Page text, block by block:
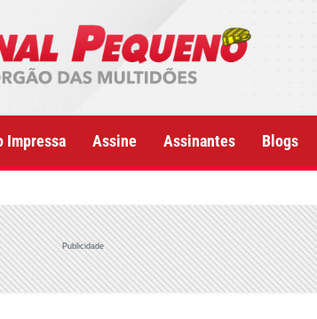
Impressa Assine Assinantes Blogs
Publicidade